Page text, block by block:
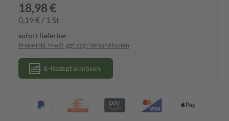
18,98 €
0,19 € / 1 St
sofort lieferbar
Preise inkl. MwSt. ggf. zzgl. Versandkosten
E-Rezept einlösen